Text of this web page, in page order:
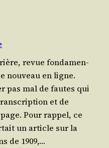
revue fon­da­men­
nou­veau en ligne.
pas mal de fautes qui
et de
Pour rap­pel, ce
un article sur la
de 1909,…